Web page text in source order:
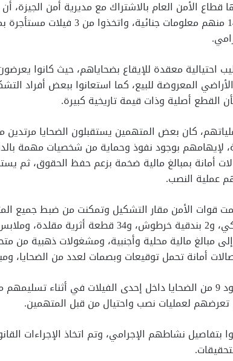
احتيالية معقدة للإيقاع بضحاياهم، حيث كانوا
المعروضة للبيع، كما استعانوا ببعض أفراد
بأن القطع أصلية وذات قيمة تاريخية كبيرة.
كان بعض المتهمين يستقبلون الضحايا مرتدين
لإيهامهم بوجود نفوذ وحماية من شخصيات مهمة
أمانة بمبالغ مالية ضخمة بزعم حفظ الحقوق، ثم
عملية النصب.
قوات الأمن مقار التشكيل وتمكنت من ضبط جميع
بحوزتهم على 11 سيارة ملاكي، و2 بندقية خرطوش، و34 قطعة أثرية
مبالغ مالية محلية وأجنبية، ومشغولات ذهبية من
أمانة تحمل توقيعات وبصمات لعدد من الضحايا،
كما تبين أثناء المداهمة وجود 9 من الضحايا داخل إحدى الفيلات في أثناء
تعرضهم لعمليات نصب واحتيال من قبل المتهمين.
نشاطهم الإجرامي، وتم اتخاذ الإجراءات